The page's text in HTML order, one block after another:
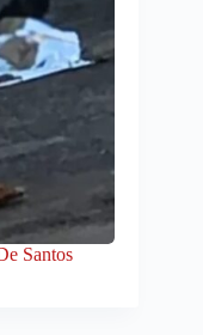
Santos